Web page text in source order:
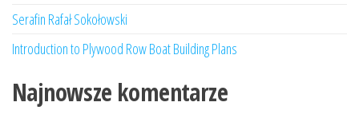
Serafin Rafał Sokołowski
Introduction to Plywood Row Boat Building Plans
Najnowsze komentarze